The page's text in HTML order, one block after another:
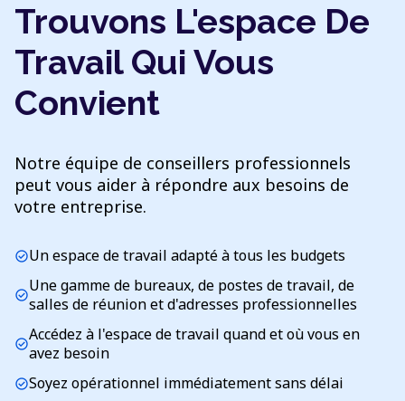
Trouvons L'espace De
Travail Qui Vous
Convient
Notre équipe de conseillers professionnels
peut vous aider à répondre aux besoins de
votre entreprise.
check_circleUn espace de travail adapté à tous les budgets
check_circleUne gamme de bureaux, de postes de travail, de
salles de réunion et d'adresses professionnelles
check_circleAccédez à l'espace de travail quand et où vous en
avez besoin
check_circleSoyez opérationnel immédiatement sans délai